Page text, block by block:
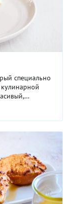
специально